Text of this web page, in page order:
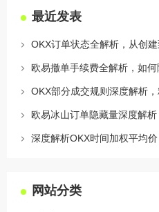
最近发表
OKX订单状态全解析，从创
欧易撤单手续费全解析，如
深度解析OKX时间加权平均
网站分类